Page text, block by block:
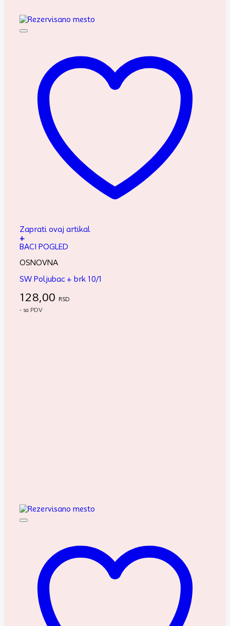
Zaprati ovaj artikal
+
BACI POGLED
OSNOVNA
SW Poljubac + brk 10/1
128,00 RSD
- sa PDV